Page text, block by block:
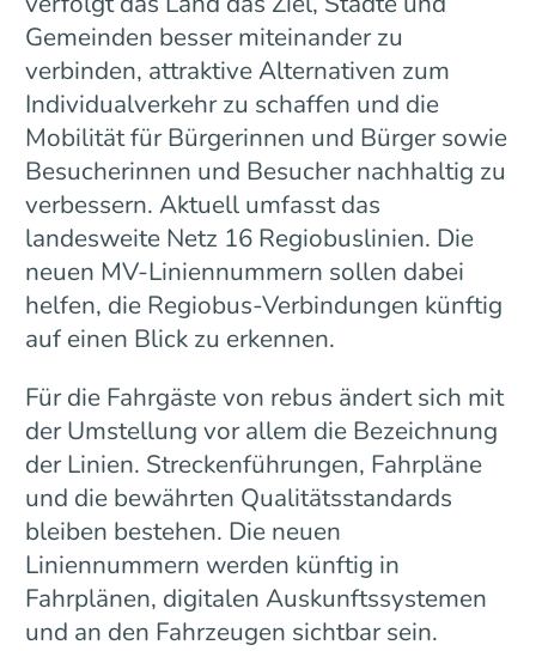
Gemeinden besser miteinander zu
verbinden, attraktive Alternativen zum
Individualverkehr zu schaffen und die
Mobilität für Bürgerinnen und Bürger sowie
Besucherinnen und Besucher nachhaltig zu
verbessern. Aktuell umfasst das
landesweite Netz 16 Regiobuslinien. Die
neuen MV-Liniennummern sollen dabei
helfen, die Regiobus-Verbindungen künftig
auf einen Blick zu erkennen.
Für die Fahrgäste von rebus ändert sich mit
der Umstellung vor allem die Bezeichnung
der Linien. Streckenführungen, Fahrpläne
und die bewährten Qualitätsstandards
bleiben bestehen. Die neuen
Liniennummern werden künftig in
Fahrplänen, digitalen Auskunftssystemen
und an den Fahrzeugen sichtbar sein.